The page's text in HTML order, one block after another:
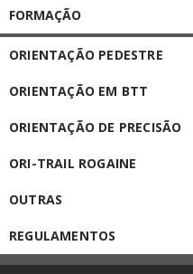
FORMAÇÃO
ORIENTAÇÃO PEDESTRE
ORIENTAÇÃO EM BTT
ORIENTAÇÃO DE PRECISÃO
ORI-TRAIL ROGAINE
OUTRAS
REGULAMENTOS